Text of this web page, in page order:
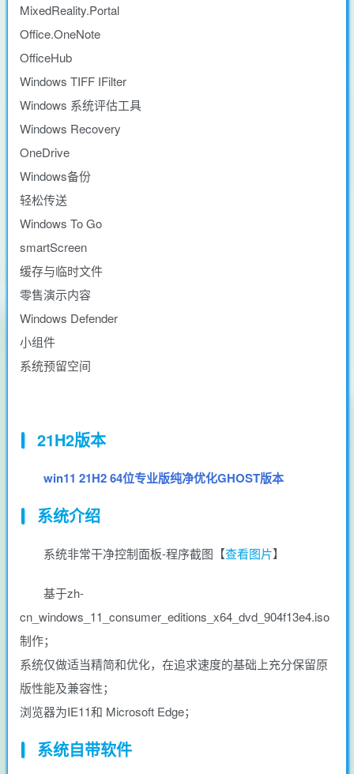
MixedReality.Portal
Office.OneNote
OfficeHub
Windows TIFF IFilter
Windows 系统评估工具
Windows Recovery
OneDrive
Windows备份
轻松传送
Windows To Go
smartScreen
缓存与临时文件
零售演示内容
Windows Defender
小组件
系统预留空间
21H2版本
win11 21H2 64位专业版纯净优化GHOST版本
系统介绍
系统非常干净控制面板-程序截图【查看图片】
基于zh-
cn_windows_11_consumer_editions_x64_dvd_904f13e4.iso
制作；
系统仅做适当精简和优化，在追求速度的基础上充分保留原
版性能及兼容性；
浏览器为IE11和 Microsoft Edge；
系统自带软件